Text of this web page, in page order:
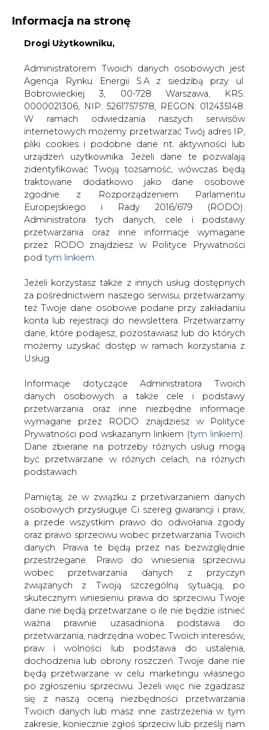
KONTAKT:
WYDAWCA PORTALU:
WYSOKI KONTRAST WIELKOŚĆ TEKSTU A A
ZALOGUJ SIĘ
WŁĄCZ CIRE.TV
Informacja na stronę
Drogi Użytkowniku,
Administratorem Twoich danych osobowych jest
Agencja Rynku Energii S.A z siedzibą przy ul.
Bobrowieckiej 3, 00-728 Warszawa, KRS:
0000021306, NIP: 5261757578, REGON: 012435148.
W ramach odwiedzania naszych serwisów
internetowych możemy przetwarzać Twój adres IP,
pliki cookies i podobne dane nt. aktywności lub
urządzeń użytkownika. Jeżeli dane te pozwalają
zidentyfikować Twoją tożsamość, wówczas będą
traktowane dodatkowo jako dane osobowe
zgodnie z Rozporządzeniem Parlamentu
Europejskiego i Rady 2016/679 (RODO).
Administratora tych danych, cele i podstawy
przetwarzania oraz inne informacje wymagane
przez RODO znajdziesz w Polityce Prywatności
pod tym linkiem.
Jeżeli korzystasz także z innych usług dostępnych
za pośrednictwem naszego serwisu, przetwarzamy
też Twoje dane osobowe podane przy zakładaniu
konta lub rejestracji do newslettera. Przetwarzamy
dane, które podajesz, pozostawiasz lub do których
możemy uzyskać dostęp w ramach korzystania z
Usług.
Informacje dotyczące Administratora Twoich
danych osobowych a także cele i podstawy
przetwarzania oraz inne niezbędne informacje
wymagane przez RODO znajdziesz w Polityce
Prywatności pod wskazanym linkiem (tym linkiem).
Dane zbierane na potrzeby różnych usług mogą
być przetwarzane w różnych celach, na różnych
podstawach.
Pamiętaj, że w związku z przetwarzaniem danych
osobowych przysługuje Ci szereg gwarancji i praw,
a przede wszystkim prawo do odwołania zgody
oraz prawo sprzeciwu wobec przetwarzania Twoich
danych. Prawa te będą przez nas bezwzględnie
przestrzegane. Prawo do wniesienia sprzeciwu
wobec przetwarzania danych z przyczyn
związanych z Twoją szczególną sytuacją, po
skutecznym wniesieniu prawa do sprzeciwu Twoje
dane nie będą przetwarzane o ile nie będzie istnieć
ważna prawnie uzasadniona podstawa do
przetwarzania, nadrzędna wobec Twoich interesów,
praw i wolności lub podstawa do ustalenia,
dochodzenia lub obrony roszczeń. Twoje dane nie
będą przetwarzane w celu marketingu własnego
po zgłoszeniu sprzeciwu. Jeżeli więc nie zgadzasz
się z naszą oceną niezbędności przetwarzania
Twoich danych lub masz inne zastrzeżenia w tym
zakresie, koniecznie zgłoś sprzeciw lub prześlij nam
Strona główna
SERWIS INFORMACYJNY CIRE
Notowania metali bazowych, węgla i paliw
Redakcja
drukuj
skomentuj
udostępnij
Notowania metali bazowych, węgla
i paliw
Notowania metali bazowych na London
Metal Exchange, uprawnień EUA do
emisji CO2, ceny węgla energetycznego
ARA na przyszły rok oraz ceny paliw